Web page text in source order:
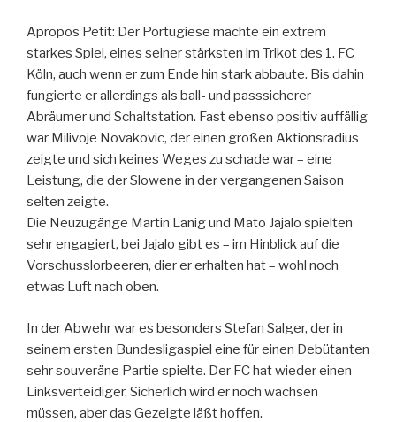
Apropos Petit: Der Portugiese machte ein extrem
starkes Spiel, eines seiner stärksten im Trikot des 1. FC
Köln, auch wenn er zum Ende hin stark abbaute. Bis dahin
fungierte er allerdings als ball- und passsicherer
Abräumer und Schaltstation. Fast ebenso positiv auffällig
war Milivoje Novakovic, der einen großen Aktionsradius
zeigte und sich keines Weges zu schade war – eine
Leistung, die der Slowene in der vergangenen Saison
selten zeigte.
Die Neuzugänge Martin Lanig und Mato Jajalo spielten
sehr engagiert, bei Jajalo gibt es – im Hinblick auf die
Vorschusslorbeeren, dier er erhalten hat – wohl noch
etwas Luft nach oben.
In der Abwehr war es besonders Stefan Salger, der in
seinem ersten Bundesligaspiel eine für einen Debütanten
sehr souveräne Partie spielte. Der FC hat wieder einen
Linksverteidiger. Sicherlich wird er noch wachsen
müssen, aber das Gezeigte läßt hoffen.